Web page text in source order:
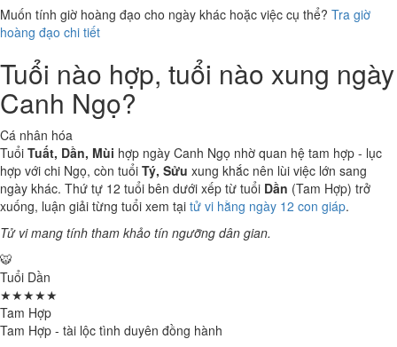
Muốn tính giờ hoàng đạo cho ngày khác hoặc việc cụ thể? Tra giờ
hoàng đạo chi tiết
Tuổi nào hợp, tuổi nào xung ngày
Canh Ngọ?
Cá nhân hóa
Tuổi Tuất, Dần, Mùi hợp ngày Canh Ngọ nhờ quan hệ tam hợp - lục
hợp với chi Ngọ, còn tuổi Tý, Sửu xung khắc nên lùi việc lớn sang
ngày khác. Thứ tự 12 tuổi bên dưới xếp từ tuổi Dần (Tam Hợp) trở
xuống, luận giải từng tuổi xem tại tử vi hằng ngày 12 con giáp.
Tử vi mang tính tham khảo tín ngưỡng dân gian.
🐯
Tuổi Dần
★★★★★
Tam Hợp
Tam Hợp - tài lộc tình duyên đồng hành